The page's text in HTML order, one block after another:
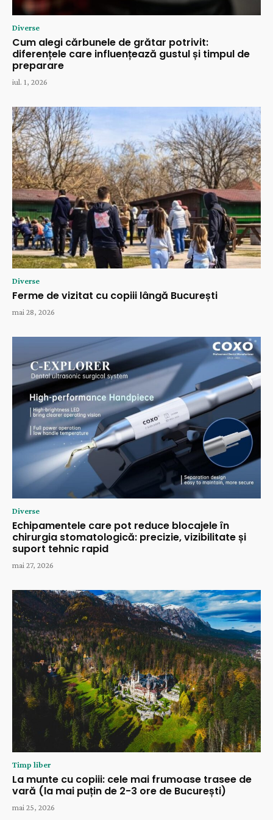
Diverse
Cum alegi cărbunele de grătar potrivit:
diferențele care influențează gustul și timpul de
preparare
iul. 1, 2026
Diverse
Ferme de vizitat cu copiii lângă București
mai 28, 2026
Diverse
Echipamentele care pot reduce blocajele în
chirurgia stomatologică: precizie, vizibilitate și
suport tehnic rapid
mai 27, 2026
Timp liber
La munte cu copiii: cele mai frumoase trasee de
vară (la mai puțin de 2-3 ore de București)
mai 25, 2026